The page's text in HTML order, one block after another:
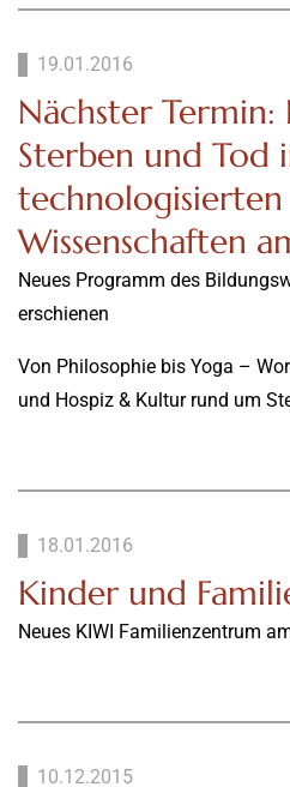
19.01.2016
Nächster Termin:
Sterben und Tod
technologisierten
Wissenschaften
Neues Programm des
erschienen
Von Philosophie bis Yoga –
und Hospiz & Kultur rund um
18.01.2016
Kinder und
Neues KIWI Familienzentrum
10.12.2015